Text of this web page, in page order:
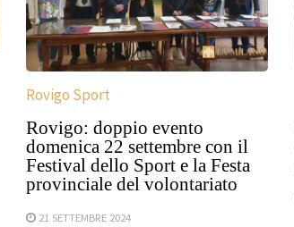
Rovigo Sport
Rovigo: doppio evento
domenica 22 settembre con il
Festival dello Sport e la Festa
provinciale del volontariato
21 SETTEMBRE 2024